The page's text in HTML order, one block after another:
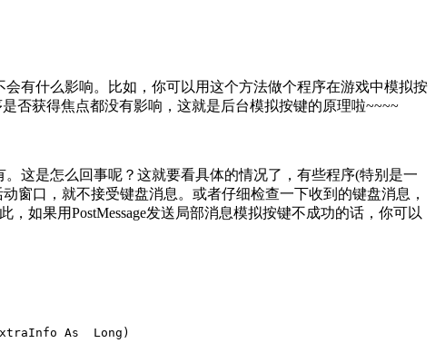
有什么影响。比如，你可以用这个方法做个程序在游戏中模拟按
否获得焦点都没有影响，这就是后台模拟按键的原理啦~~~~
这是怎么回事呢？这就要看具体的情况了，有些程序(特别是一
窗口，就不接受键盘消息。或者仔细检查一下收到的键盘消息，
如果用PostMessage发送局部消息模拟按键不成功的话，你可以
As  Long)